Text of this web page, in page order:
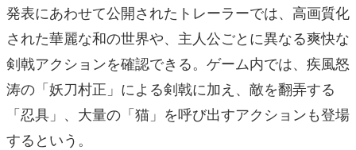
発表にあわせて公開されたトレーラーでは、高画質化
された華麗な和の世界や、主人公ごとに異なる爽快な
剣戟アクションを確認できる。ゲーム内では、疾風怒
涛の「妖刀村正」による剣戟に加え、敵を翻弄する
「忍具」、大量の「猫」を呼び出すアクションも登場
するという。